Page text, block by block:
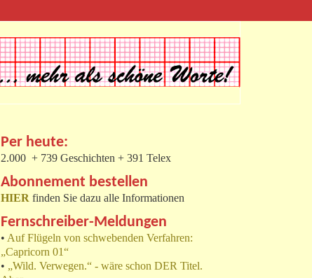
Per heute:
2.000 + 739 Geschichten + 391 Telex
Abonnement bestellen
HIER finden Sie dazu alle Informationen
Fernschreiber-Meldungen
• Auf Flügeln von schwebenden Verfahren:
„Capricorn 01“
• „Wild. Verwegen.“ - wäre schon DER Titel.